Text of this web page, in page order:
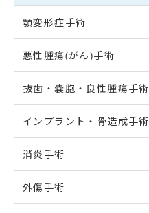
顎変形症手術
悪性腫瘍(がん)手術
抜歯・嚢胞・良性腫瘍手術
インプラント・骨造成手術
消炎手術
外傷手術